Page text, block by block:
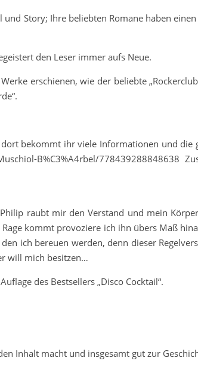
Story; Ihre beliebten Romane haben
den Leser immer aufs Neue.
erschienen, wie der beliebte
bekommt ihr viele Informationen und die
B%C3%A4rbel/778439288848638
raubt mir den Verstand und mein
kommt provoziere ich ihn übers Maß
ich bereuen werden, denn dieser
will mich besitzen…
des Bestsellers „Disco Cocktail“.
Inhalt macht und insgesamt gut zur